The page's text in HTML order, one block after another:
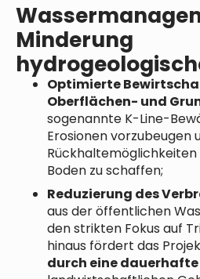
Minderung
Optimierte
Oberflächen- und
sogenannte K-Line-
Erosionen vorzubeugen
Boden zu schaffen;
Reduzierung des
aus der öffentlichen
den strikten Fokus auf
hinaus fördert das
durch eine